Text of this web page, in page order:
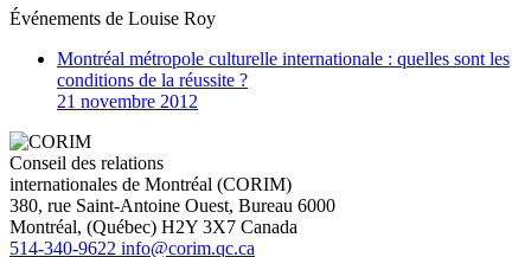
Événements de Louise Roy
Montréal métropole culturelle internationale : quelles sont les
conditions de la réussite ?
21 novembre 2012
Conseil des relations
internationales de Montréal (CORIM)
380, rue Saint-Antoine Ouest, Bureau 6000
Montréal, (Québec) H2Y 3X7 Canada
514-340-9622 info@corim.qc.ca